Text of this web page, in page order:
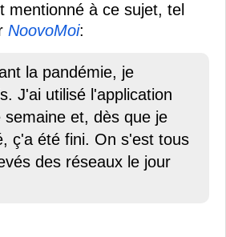
mentionné à ce sujet, tel
NoovoMoi:
la pandémie, je
J'ai utilisé l'application
semaine et, dès que je
ç'a été fini. On s'est tous
des réseaux le jour